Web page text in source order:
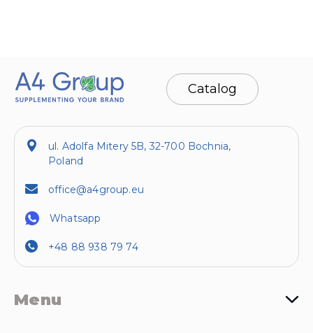
Catalog
ul. Adolfa Mitery 5B, 32-700 Bochnia,
Poland
office@a4group.eu
Whatsapp
+48 88 938 79 74
Menu